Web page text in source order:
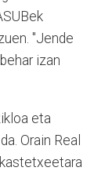
"Jende
izan
eta
Orain Real